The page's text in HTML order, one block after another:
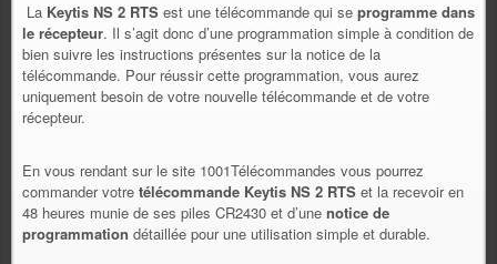
La Keytis NS 2 RTS est une télécommande qui se programme dans
le récepteur. Il s’agit donc d’une programmation simple à condition de
bien suivre les instructions présentes sur la notice de la
télécommande. Pour réussir cette programmation, vous aurez
uniquement besoin de votre nouvelle télécommande et de votre
récepteur.
En vous rendant sur le site 1001Télécommandes vous pourrez
commander votre télécommande Keytis NS 2 RTS et la recevoir en
48 heures munie de ses piles CR2430 et d’une notice de
programmation détaillée pour une utilisation simple et durable.